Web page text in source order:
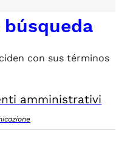
búsqueda
con sus términos
amministrativi